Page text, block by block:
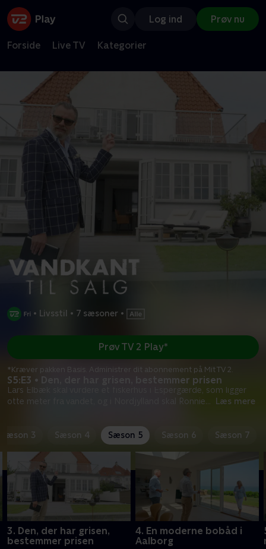
Log ind Prøv nu
Forside Live TV Kategorier
• Livsstil • 7 sæsoner •
S5:E3 • Den, der har grisen, bestemmer prisen
Lars Elbæk skal vurdere et fiskerhus i Espergærde, som ligger
otte meter fra vandet, og i Nordjylland skal Ronnie... Læs mere
Prøv TV 2 Play*
*Kræver pakken Basis. Administrer dit abonnement på Mit TV 2.
Sæson 3 Sæson 4 Sæson 5 Sæson 6 Sæson 7
3. Den, der har grisen,
bestemmer prisen
4. En moderne bobåd i
Aalborg